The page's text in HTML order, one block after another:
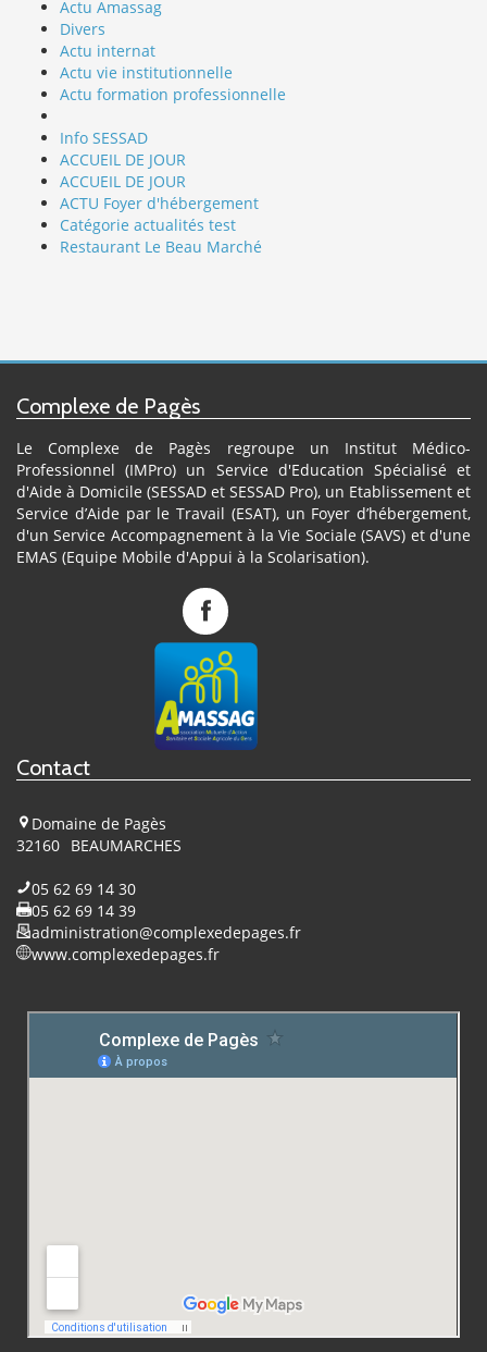
Actu Amassag
Divers
Actu internat
Actu vie institutionnelle
Actu formation professionnelle
Info SESSAD
ACCUEIL DE JOUR
ACCUEIL DE JOUR
ACTU Foyer d'hébergement
Catégorie actualités test
Restaurant Le Beau Marché
Complexe de Pagès
Le Complexe de Pagès regroupe un Institut Médico-
Professionnel (IMPro) un Service d'Education Spécialisé et
d'Aide à Domicile (SESSAD et SESSAD Pro), un Etablissement et
Service d’Aide par le Travail (ESAT), un Foyer d’hébergement,
d'un Service Accompagnement à la Vie Sociale (SAVS) et d'une
EMAS (Equipe Mobile d'Appui à la Scolarisation).
Complexe
Pagès
sur
Contact
Domaine de Pagès
32160 BEAUMARCHES
05 62 69 14 30
05 62 69 14 39
administration@complexedepages.fr
www.complexedepages.fr